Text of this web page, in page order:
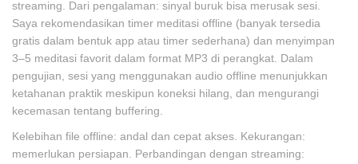
streaming. Dari pengalaman: sinyal buruk bisa merusak sesi.
Saya rekomendasikan timer meditasi offline (banyak tersedia
gratis dalam bentuk app atau timer sederhana) dan menyimpan
3–5 meditasi favorit dalam format MP3 di perangkat. Dalam
pengujian, sesi yang menggunakan audio offline menunjukkan
ketahanan praktik meskipun koneksi hilang, dan mengurangi
kecemasan tentang buffering.
Kelebihan file offline: andal dan cepat akses. Kekurangan:
memerlukan persiapan. Perbandingan dengan streaming: